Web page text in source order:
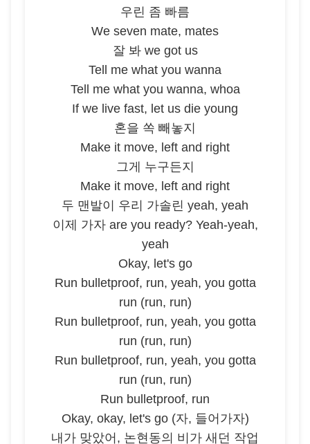
우린 좀 빠름
We seven mate, mates
잘 봐 we got us
Tell me what you wanna
Tell me what you wanna, whoa
If we live fast, let us die young
혼을 쏙 빼놓지
Make it move, left and right
그게 누구든지
Make it move, left and right
두 맨발이 우리 가솔린 yeah, yeah
이제 가자 are you ready? Yeah-yeah,
yeah
Okay, let's go
Run bulletproof, run, yeah, you gotta
run (run, run)
Run bulletproof, run, yeah, you gotta
run (run, run)
Run bulletproof, run, yeah, you gotta
run (run, run)
Run bulletproof, run
Okay, okay, let's go (자, 들어가자)
내가 맞았어, 논현동의 비가 새던 작업